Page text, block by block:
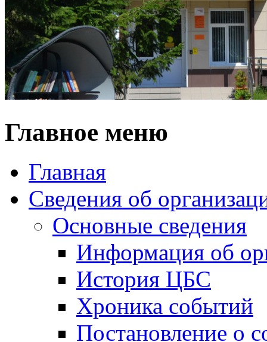
Главное меню
Главная
Сведения об
Основные сведения
Информация об
История ЦБС
Хроника событий
Постановление о